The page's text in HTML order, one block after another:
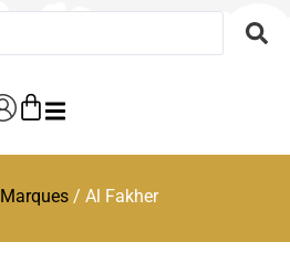
Marques/ Al Fakher